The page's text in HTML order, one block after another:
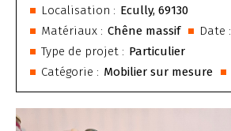
Localisation : Ecully, 69130
Matériaux : Chêne massif Date :
Type de projet : Particulier
Catégorie : Mobilier sur mesure